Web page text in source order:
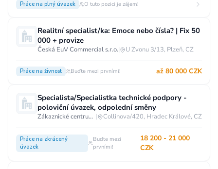
Práce na plný úvazek O tuto pozici je zájem!
Realitní specialist/ka: Emoce nebo čísla? | Fix 50
000 + provize
Česká EuV Commercial s.r.o.| U Zvonu 3/13, Plzeň, CZ
Práce na živnost Buďte mezi prvními! až 80 000 CZK
Specialista/Specialistka technické podpory -
poloviční úvazek, odpolední směny
Zákaznické centrum T-Mobile | Collinova/420, Hradec Králové, CZ
Práce na zkrácený
úvazek
Buďte mezi
prvními!
18 200 - 21 000
CZK